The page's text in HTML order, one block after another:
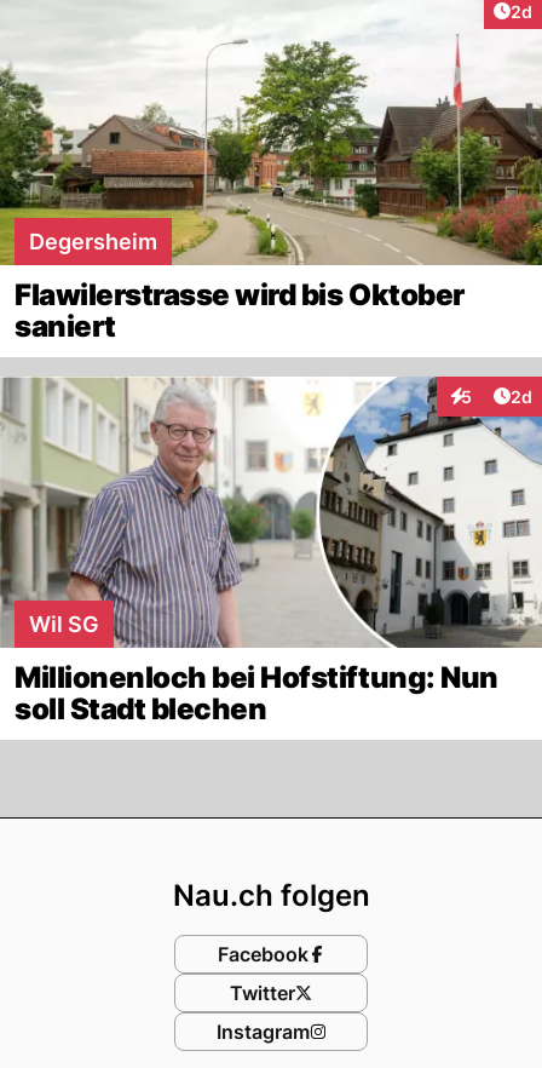
2d
Degersheim
Flawilerstrasse wird bis Oktober
saniert
5 2d
Wil SG
Millionenloch bei Hofstiftung: Nun
soll Stadt blechen
Nau.ch folgen
Facebook
Twitter
Instagram